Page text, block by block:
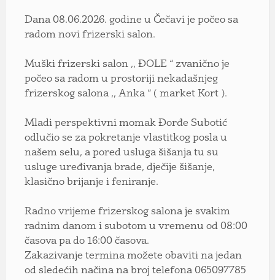
Dana 08.06.2026. godine u Čečavi je počeo sa
radom novi frizerski salon.
Muški frizerski salon ,, ĐOLE “ zvanično je
počeo sa radom u prostoriji nekadašnjeg
frizerskog salona ,, Anka “ ( market Kort ).
Mladi perspektivni momak Đorđe Subotić
odlučio se za pokretanje vlastitkog posla u
našem selu, a pored usluga šišanja tu su
usluge uređivanja brade, dječije šišanje,
klasično brijanje i feniranje.
Radno vrijeme frizerskog salona je svakim
radnim danom i subotom u vremenu od 08:00
časova pa do 16:00 časova.
Zakazivanje termina možete obaviti na jedan
od sledećih načina na broj telefona 065097785